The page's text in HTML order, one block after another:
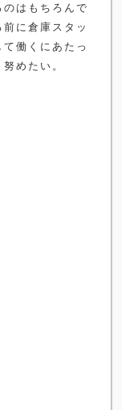
はもちろんで
に倉庫スタッ
働くにあたっ
めたい。